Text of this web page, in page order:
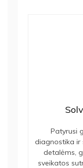
Patyrusi
diagnostika ir
detalėms,
sveikatos